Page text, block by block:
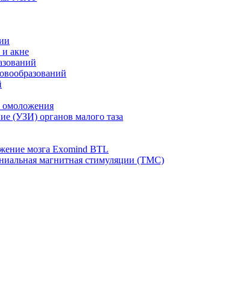
акне
омоложения
(УЗИ) органов малого таза
мозга Exomind BTL
магнитная стимуляции (ТМС)